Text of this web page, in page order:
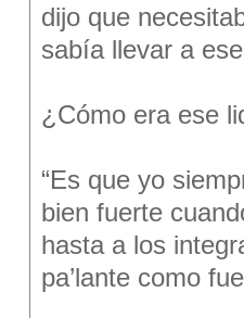
dijo que
sabía llevar a
¿Cómo era ese
“Es que yo
bien fuerte
hasta a los
pa’lante como